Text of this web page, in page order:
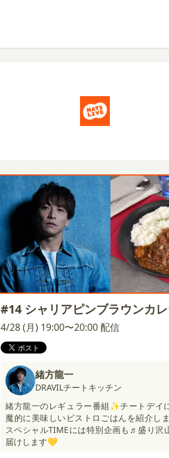
#14 シャリアピンブラウンカ
4/28 (月) 19:00〜20:00 配信
緒方龍一
DRAVILチートキッチン
緒方龍一のレギュラー番組✨チートデイ
魔的に美味しいビストロごはんを紹介し
スペシャルTIMEには特別企画も♬盛り沢
届けします💛